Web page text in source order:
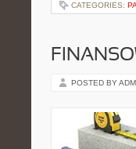
CATEGORIES:
POSTED BY